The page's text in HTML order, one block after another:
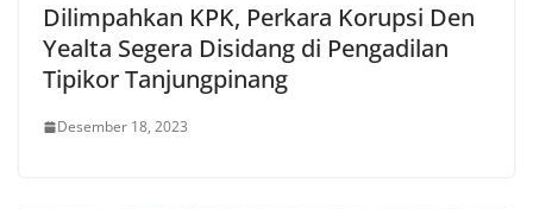
Dilimpahkan KPK, Perkara Korupsi Den
Yealta Segera Disidang di Pengadilan
Tipikor Tanjungpinang
Desember 18, 2023